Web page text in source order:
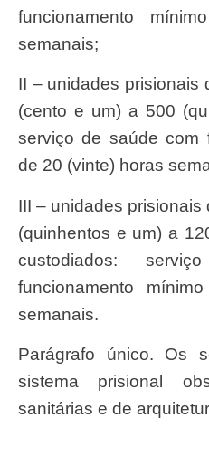
funcionamento
semanais;
II – unidades prisionais que contenham de 101
(cento e um) a 500
serviço de saúde com
de 20 (vinte) horas
III – unidades prisionais que contenham de 501
(quinhentos e um) a
custodiados:
funcionamento
semanais.
Parágrafo único. Os serviços de saúde no
sistema prisional
sanitárias e de